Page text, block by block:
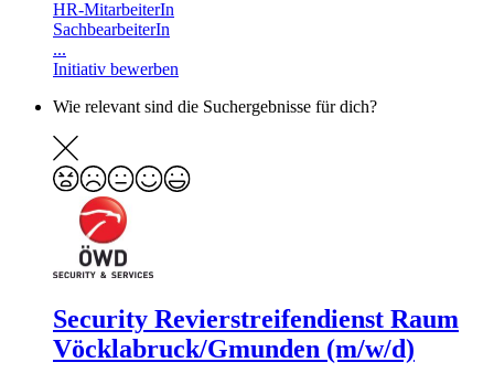
HR-MitarbeiterIn
SachbearbeiterIn
...
Initiativ bewerben
Wie relevant sind die Suchergebnisse für dich?
Security Revierstreifendienst Raum
Vöcklabruck/Gmunden (m/w/d)